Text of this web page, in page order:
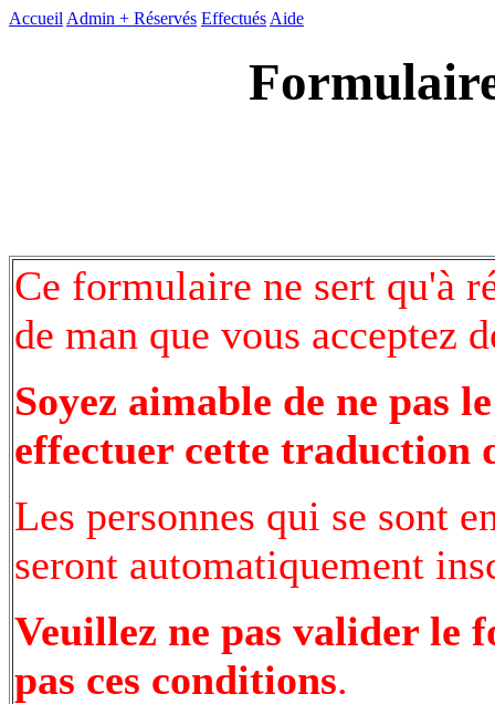
Accueil Admin + Réservés Effectués Aide
Ce formulaire ne sert qu'à
de man que vous acceptez
Soyez aimable de ne pas
effectuer cette traduction
Les personnes qui se sont
seront automatiquement
Veuillez ne pas valider le
pas ces conditions.